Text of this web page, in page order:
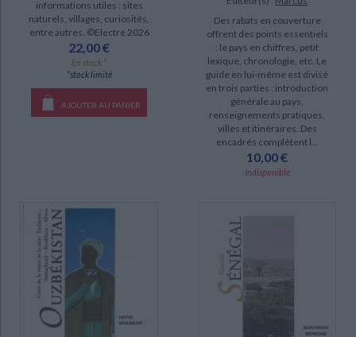
DISPONIBILITÉ
manquant (72)
disponible (48)
epuise (26)
informations utiles : sites
naturels, villages, curiosités,
entre autres. ©Electre 2026
22,00 €
En stock *
*stock limité
AJOUTER AU PANIER
Des rabats en couverture
offrent des points essentiels
: le pays en chiffres, petit
lexique, chronologie, etc. Le
guide en lui-même est divisé
en trois parties : introduction
générale au pays,
renseignements pratiques,
villes et itinéraires. Des
encadrés complètent l...
10,00 €
Indisponible